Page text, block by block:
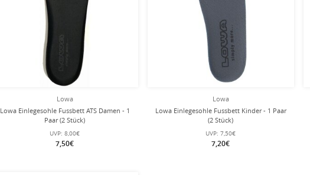
Lowa
Lowa Einlegesohle Fussbett ATS Damen - 1
Paar (2 Stück)
UVP: 8,00€
7,50€
Lowa
Lowa Einlegesohle Fussbett Kinder - 1 Paar
(2 Stück)
UVP: 7,50€
7,20€